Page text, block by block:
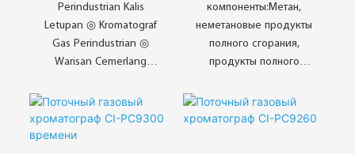
Perindustrian Kalis
Letupan ◎ Kromatograf
Gas Perindustrian ◎
Warisan Cemerlang
Kromatografi
Perindustrian ◎ Reka
Bentuk Perindustrian
компоненты:Метан,
неметановые продукты
полного сгорания,
продукты полного
лензуб м/п-ксилол, о-
ксилол и т. д.